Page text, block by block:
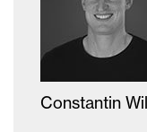
Constantin